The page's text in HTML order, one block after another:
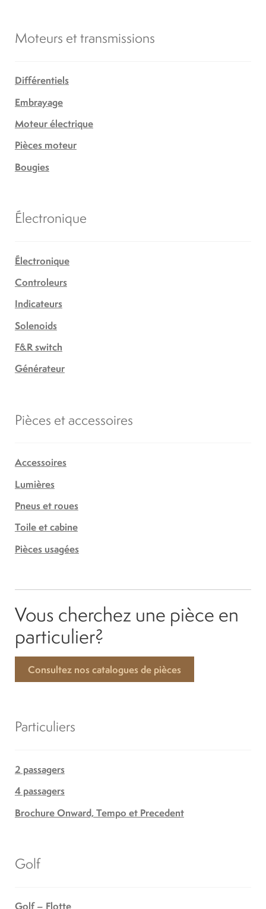
Moteurs et transmissions
Différentiels
Embrayage
Moteur électrique
Pièces moteur
Bougies
Électronique
Électronique
Controleurs
Indicateurs
Solenoids
F&R switch
Générateur
Pièces et accessoires
Accessoires
Lumières
Pneus et roues
Toile et cabine
Pièces usagées
Vous cherchez une pièce en
particulier?
Consultez nos catalogues de pièces
Particuliers
2 passagers
4 passagers
Brochure Onward, Tempo et Precedent
Golf
Golf – Flotte